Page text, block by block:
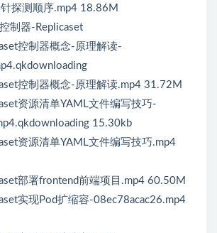
探测顺序.mp4 18.86M
制器-Replicaset
控制器概念-原理解读-
控制器概念-原理解读.mp4 31.72M
资源清单YAML文件编写技巧-
15.30kb
资源清单YAML文件编写技巧.mp4
部署frontend前端项目.mp4 60.50M
实现Pod扩缩容-08ec78acac26.mp4